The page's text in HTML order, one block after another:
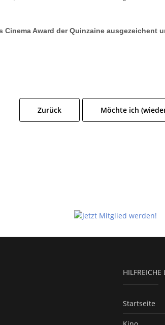
Cinema Award der Quinzaine ausgezeichent
Zurück Möchte ich
HILFREICHE
Startseite